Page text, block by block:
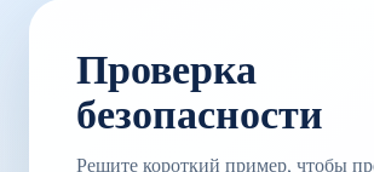
Проверка
безопасности
Решите короткий пример, чтобы